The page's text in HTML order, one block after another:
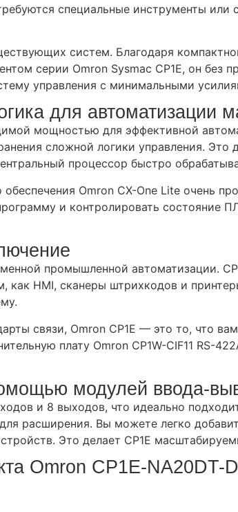
специальные инструменты
систем. Благодаря
серии Omron Sysmac CP1E, он без
управления с минимальными
для автоматизации
мощностью для эффективной
сложной логики управления.
процессор быстро
Omron CX-One Lite очень
и контролировать состояние
промышленной автоматизации.
как HMI, сканеры штрихкодов и
связи, Omron CP1E — это то, что
плату Omron CP1W-CIF11 RS-
модулей ввода-
и 8 выходов, что идеально
расширения. Вы можете легко
Это делает CP1E
Omron CP1E-NA20DT-D